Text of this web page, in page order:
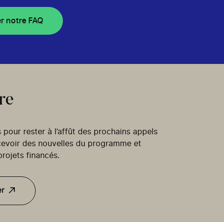
notre FAQ
pour rester à l’affût des prochains appels
des nouvelles du programme et
financés.